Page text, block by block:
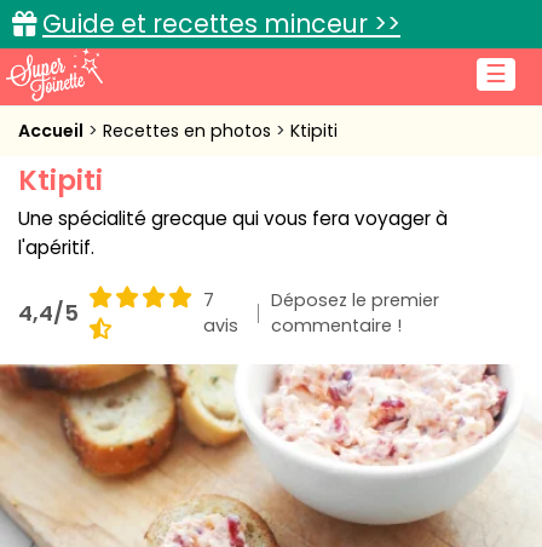
☰
Guide et recettes minceur >>
Accueil
Recettes de cuisine
Cuisine pratique
L'actu cuisine
Connexion
Accueil Recettes en photos Ktipiti
Ktipiti
Une spécialité grecque qui vous fera voyager à
l'apéritif.
4,4/5
7
avis
Déposez le premier
commentaire !